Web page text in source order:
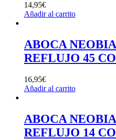
14,95€
Añadir al carrito
ABOCA
REFLUJO 45
16,95€
Añadir al carrito
ABOCA
REFLUJO 14